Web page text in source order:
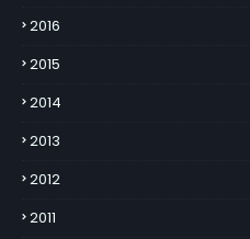
2016
2015
2014
2013
2012
2011